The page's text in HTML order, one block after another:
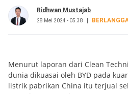
Ridhwan Mustajab
28 Mei 2024 - 05.38
Menurut laporan dari Clean
dunia dikuasai oleh BYD pada
listrik pabrikan China itu terjual